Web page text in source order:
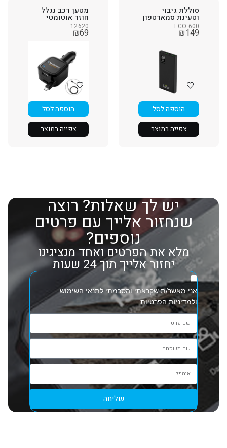
סוללת גיבוי
וטעינת סמארטפון
ECO 600
₪149
הוספה לסל
צפייה במוצר
מטען רכב נגלל
חוזר אוטומטי
12620
₪69
הוספה לסל
צפייה במוצר
יש לך שאלות? רוצה
שנחזור אלייך עם פרטים
נוספים?
מלא את הפרטים ואחד מנציגינו
יחזור אלייך תוך 24 שעות
אני מאשר/ת שקראתי והסכמתי לתנאי השימוש
ולמדיניות הפרטיות
שליחה